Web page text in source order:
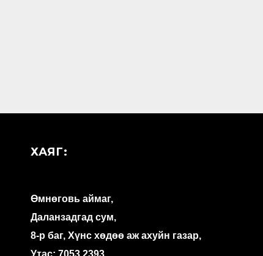
ХАЯГ:
Өмнөговь аймаг,
Даланзадгад сум,
8-р баг, Хүнс хөдөө аж ахуйн газар,
Утас: 7053 2393,